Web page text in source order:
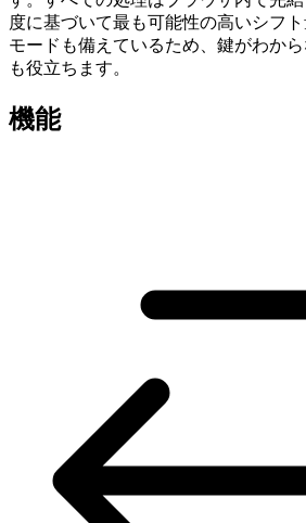
度に基づいて最も可能性の高いシフ
モードも備えているため、鍵がわか
も役立ちます。
機能